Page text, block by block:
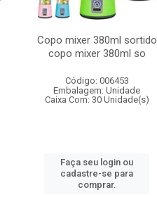
Copo mixer 380ml sortido
copo mixer 380ml so
Código: 006453
Embalagem: Unidade
Caixa Com: 30 Unidade(s)
Faça seu login ou
cadastre-se para
comprar.